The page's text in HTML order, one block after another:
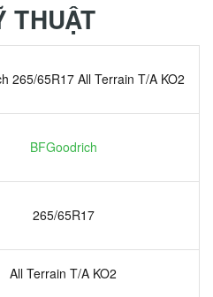
THUẬT
265/65R17 All Terrain T/A KO2
BFGoodrich
265/65R17
All Terrain T/A KO2